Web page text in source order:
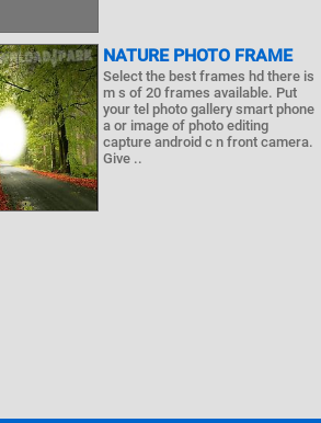
NATURE PHOTO FRAME
Select the best frames hd there is
m s of 20 frames available. Put
your tel photo gallery smart phone
a or image of photo editing
capture android c n front camera.
Give ..